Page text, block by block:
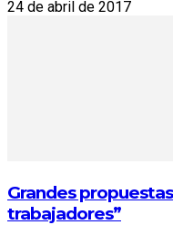
24 de abril de 2017
Grandes
trabajadores”